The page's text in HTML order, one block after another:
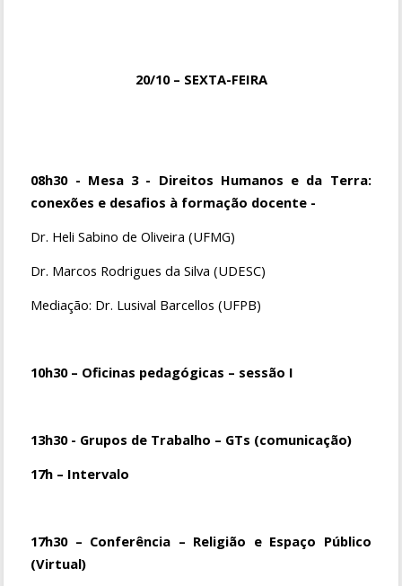
20/10 – SEXTA-FEIRA
08h30 - Mesa 3 - Direitos Humanos e da Terra:
conexões e desafios à formação docente -
Dr. Heli Sabino de Oliveira (UFMG)
Dr. Marcos Rodrigues da Silva (UDESC)
Mediação: Dr. Lusival Barcellos (UFPB)
10h30 – Oficinas pedagógicas – sessão I
13h30 - Grupos de Trabalho – GTs (comunicação)
17h – Intervalo
17h30 – Conferência – Religião e Espaço Público
(Virtual)